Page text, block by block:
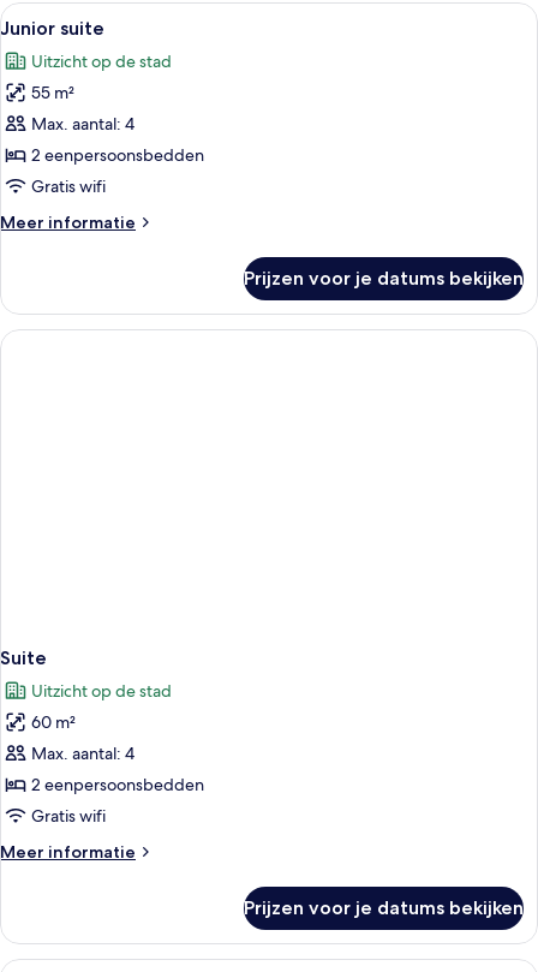
Alle
foto's
voor
Junior
suite
laden
Junior suite | Pillowtop-bedden, een
1
Junior suite
Uitzicht op de stad
55 m²
Max. aantal: 4
2 eenpersoonsbedden
Gratis wifi
Meer informatie
Meer
suite
Prijzen voor je datums bekijken
Suite
Uitzicht op de stad
60 m²
Max. aantal: 4
2 eenpersoonsbedden
Gratis wifi
Meer informatie
Meer
Prijzen voor je datums bekijken
Superior eenpersoonskamer |